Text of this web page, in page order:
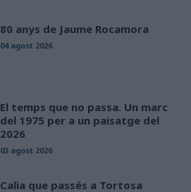
80 anys de Jaume Rocamora
04 agost 2026
El temps que no passa. Un marc
del 1975 per a un paisatge del
2026
03 agost 2026
Calia que passés a Tortosa